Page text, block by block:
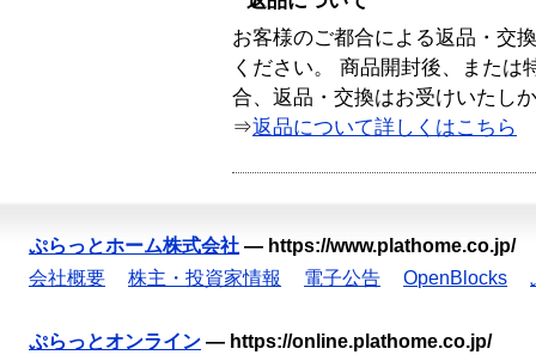
お客様のご都合による返品・交
ください。 商品開封後、または
合、返品・交換はお受けいたし
⇒返品について詳しくはこちら
ぷらっとホーム株式会社 — https://www.plathome.co.jp/
会社概要
株主・投資家情報 電子公告 OpenBlocks
ぷらっとオンライン — https://online.plathome.co.jp/